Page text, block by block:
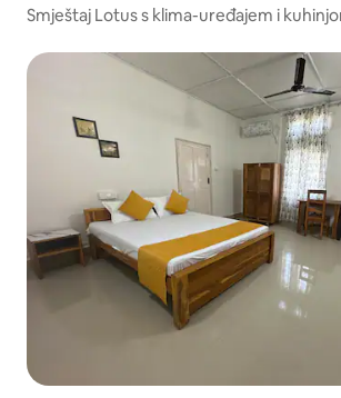
Smještaj Lotus s klima-uređajem i